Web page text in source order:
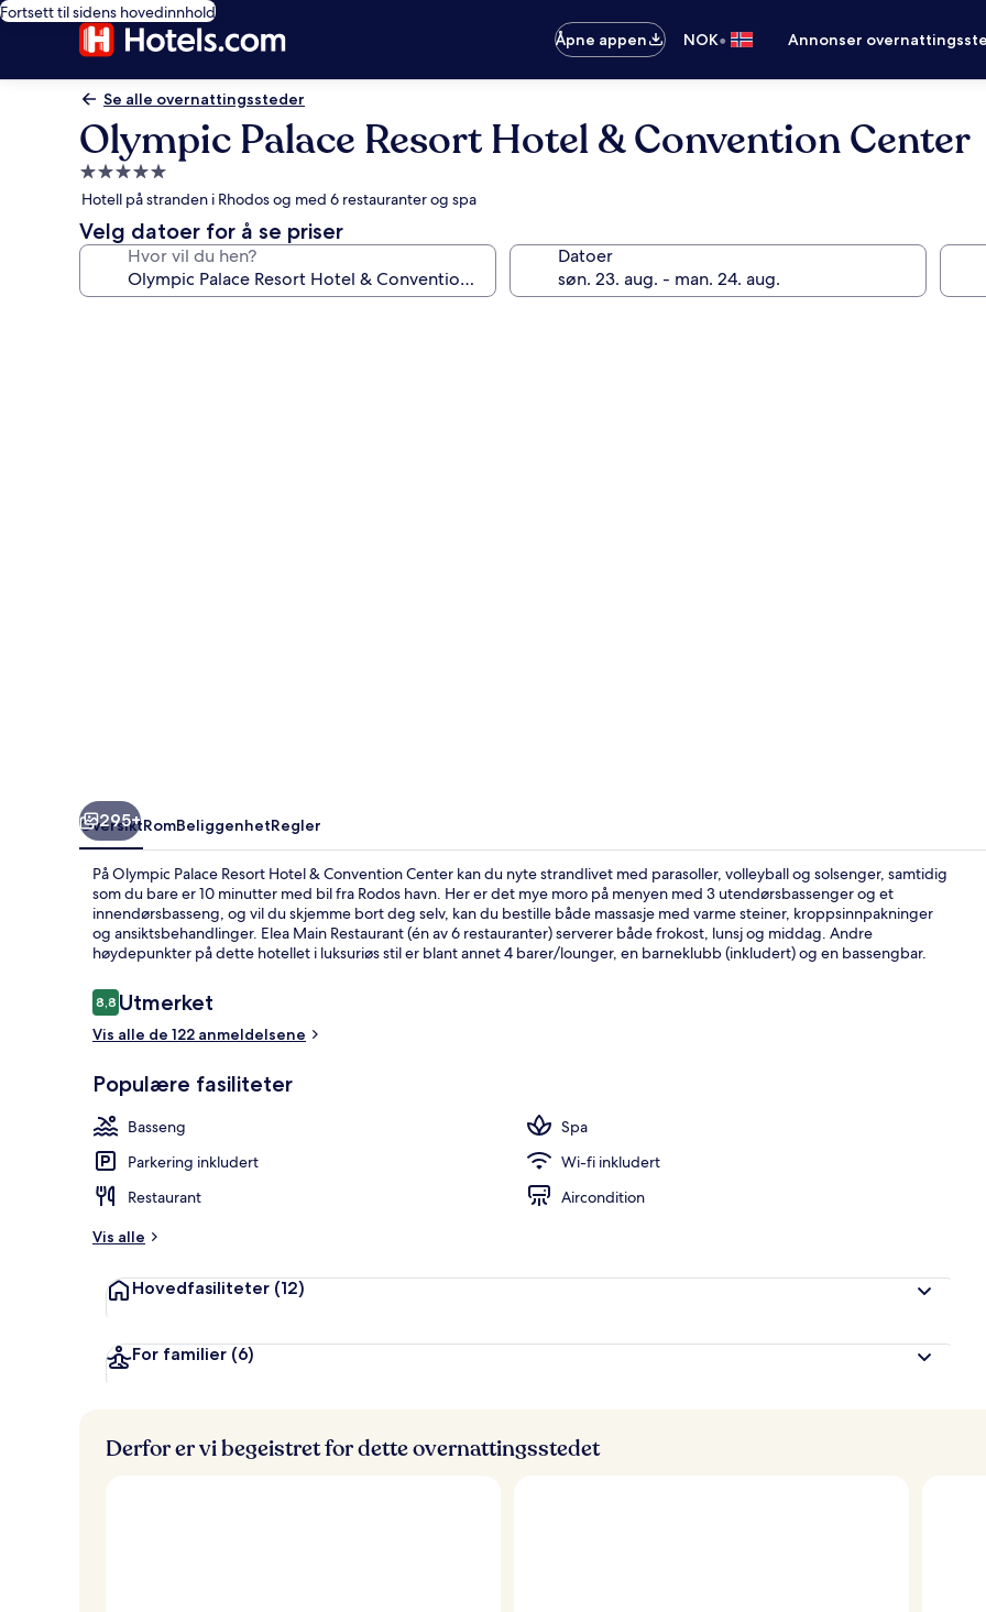
Fortsett til sidens hovedinnhold
Åpne appen
NOK• Annonser
Se alle overnattingssteder
Olympic Palace Resort Hotel & Convention Center
Overnattingssted
med
5.0
stjerner
Hotell på stranden i Rhodos og med 6 restauranter og spa
Velg datoer for å se priser
Hvor vil du hen? Datoer
Superior
295+
OversiktRomBeliggenhetRegler
På Olympic Palace Resort Hotel & Convention Center kan du nyte strandlivet med parasoller, volleyball og solsenger, samtidig
som du bare er 10 minutter med bil fra Rodos havn. Her er det mye moro på menyen med 3 utendørsbassenger og et
innendørsbasseng, og vil du skjemme bort deg selv, kan du bestille både massasje med varme steiner, kroppsinnpakninger
og ansiktsbehandlinger. Elea Main Restaurant (én av 6 restauranter) serverer både frokost, lunsj og middag. Andre
høydepunkter på dette hotellet i luksuriøs stil er blant annet 4 barer/lounger, en barneklubb (inkludert) og en bassengbar.
Anmeldelser
8,88,8 av 10 –
Utmerket
Vis alle de 122 anmeldelsene
Populære fasiliteter
Basseng
Spa
Parkering inkludert
Wi-fi inkludert
Restaurant
Aircondition
Vis alle
Hovedfasiliteter (12)
For familier (6)
Derfor er vi begeistret for dette overnattingsstedet